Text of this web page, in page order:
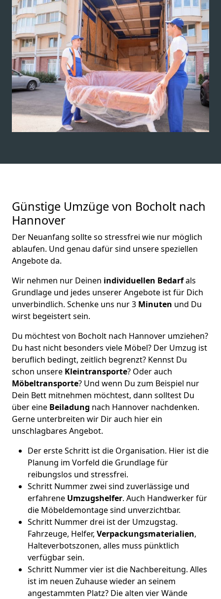
Günstige Umzüge von Bocholt nach
Hannover
Der Neuanfang sollte so stressfrei wie nur möglich
ablaufen. Und genau dafür sind unsere speziellen
Angebote da.
Wir nehmen nur Deinen individuellen Bedarfals
Grundlage und jedes unserer Angebote ist für Dich
unverbindlich. Schenke uns nur 3 Minuten und Du
wirst begeistert sein.
Du möchtest von Bocholt nach Hannover umziehen?
Du hast nicht besonders viele Möbel? Der Umzug ist
beruflich bedingt, zeitlich begrenzt? Kennst Du
schon unsere Kleintransporte? Oder auch
Möbeltransporte? Und wenn Du zum Beispiel nur
Dein Bett mitnehmen möchtest, dann solltest Du
über eine Beiladung nach Hannover nachdenken.
Gerne unterbreiten wir Dir auch hier ein
unschlagbares Angebot.
Der erste Schritt ist die Organisation. Hier ist die
Planung im Vorfeld die Grundlage für
reibungslos und stressfrei.
Schritt Nummer zwei sind zuverlässige und
erfahrene Umzugshelfer. Auch Handwerker für
die Möbeldemontage sind unverzichtbar.
Schritt Nummer drei ist der Umzugstag.
Fahrzeuge, Helfer, Verpackungsmaterialien,
Halteverbotszonen, alles muss pünktlich
verfügbar sein.
Schritt Nummer vier ist die Nachbereitung. Alles
ist im neuen Zuhause wieder an seinem
angestammten Platz? Die alten vier Wände